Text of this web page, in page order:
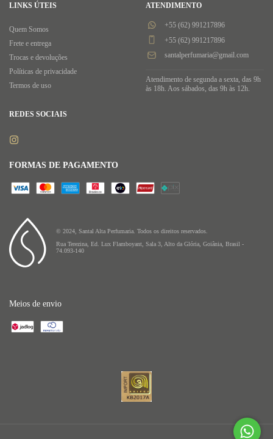
© 2024, Santal Alta Perfumaria. Todos os direitos reservados.
Rua Terezina, Ed. Lux Flamboyant, Sala 3, Alto da Glória, Goiânia, Brasil -
74.093-140
LINKS ÚTEIS
Quem Somos
Frete e entrega
Trocas e devoluções
Políticas de privacidade
Termos de uso
ATENDIMENTO
+55 (62) 991217896
+55 (62) 991217896
santalperfumaria@gmail.com
Atendimento de segunda a sexta, das 9h
às 18h. Aos sábados, das 9h às 12h.
REDES SOCIAIS
FORMAS DE PAGAMENTO
Meios de envio